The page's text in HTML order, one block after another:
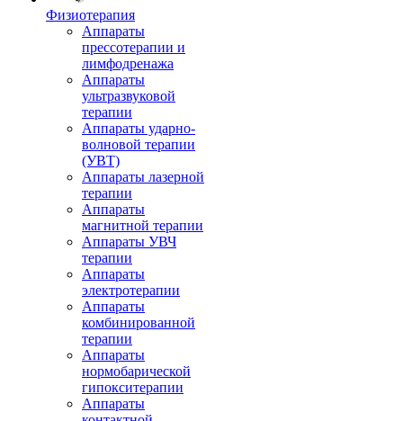
Физиотерапия
Аппараты
прессотерапии и
лимфодренажа
Аппараты
ультразвуковой
терапии
Аппараты ударно-
волновой терапии
(УВТ)
Аппараты лазерной
терапии
Аппараты
магнитной терапии
Аппараты УВЧ
терапии
Аппараты
электротерапии
Аппараты
комбинированной
терапии
Аппараты
нормобарической
гипокситерапии
Аппараты